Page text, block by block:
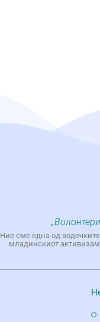
Ние сме една од
младинскиот